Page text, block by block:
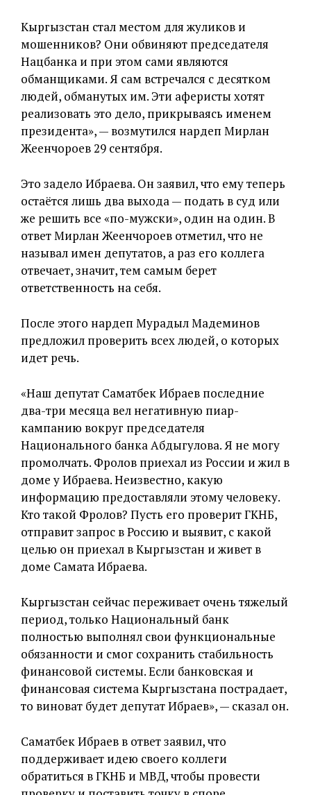
Кыргызстан стал местом для жуликов и
мошенников? Они обвиняют председателя
Нацбанка и при этом сами являются
обманщиками. Я сам встречался с десятком
людей, обманутых им. Эти аферисты хотят
реализовать это дело, прикрываясь именем
президента», — возмутился нардеп Мирлан
Жеенчороев 29 сентября.
Это задело Ибраева. Он заявил, что ему теперь
остаётся лишь два выхода — подать в суд или
же решить все «по-мужски», один на один. В
ответ Мирлан Жеенчороев отметил, что не
называл имен депутатов, а раз его коллега
отвечает, значит, тем самым берет
ответственность на себя.
После этого нардеп Мурадыл Мадеминов
предложил проверить всех людей, о которых
идет речь.
«Наш депутат Саматбек Ибраев последние
два-три месяца вел негативную пиар-
кампанию вокруг председателя
Национального банка Абдыгулова. Я не могу
промолчать. Фролов приехал из России и жил в
доме у Ибраева. Неизвестно, какую
информацию предоставляли этому человеку.
Кто такой Фролов? Пусть его проверит ГКНБ,
отправит запрос в Россию и выявит, с какой
целью он приехал в Кыргызстан и живет в
доме Самата Ибраева.
Кыргызстан сейчас переживает очень тяжелый
период, только Национальный банк
полностью выполнял свои функциональные
обязанности и смог сохранить стабильность
финансовой системы. Если банковская и
финансовая система Кыргызстана пострадает,
то виноват будет депутат Ибраев», — сказал он.
Саматбек Ибраев в ответ заявил, что
поддерживает идею своего коллеги
обратиться в ГКНБ и МВД, чтобы провести